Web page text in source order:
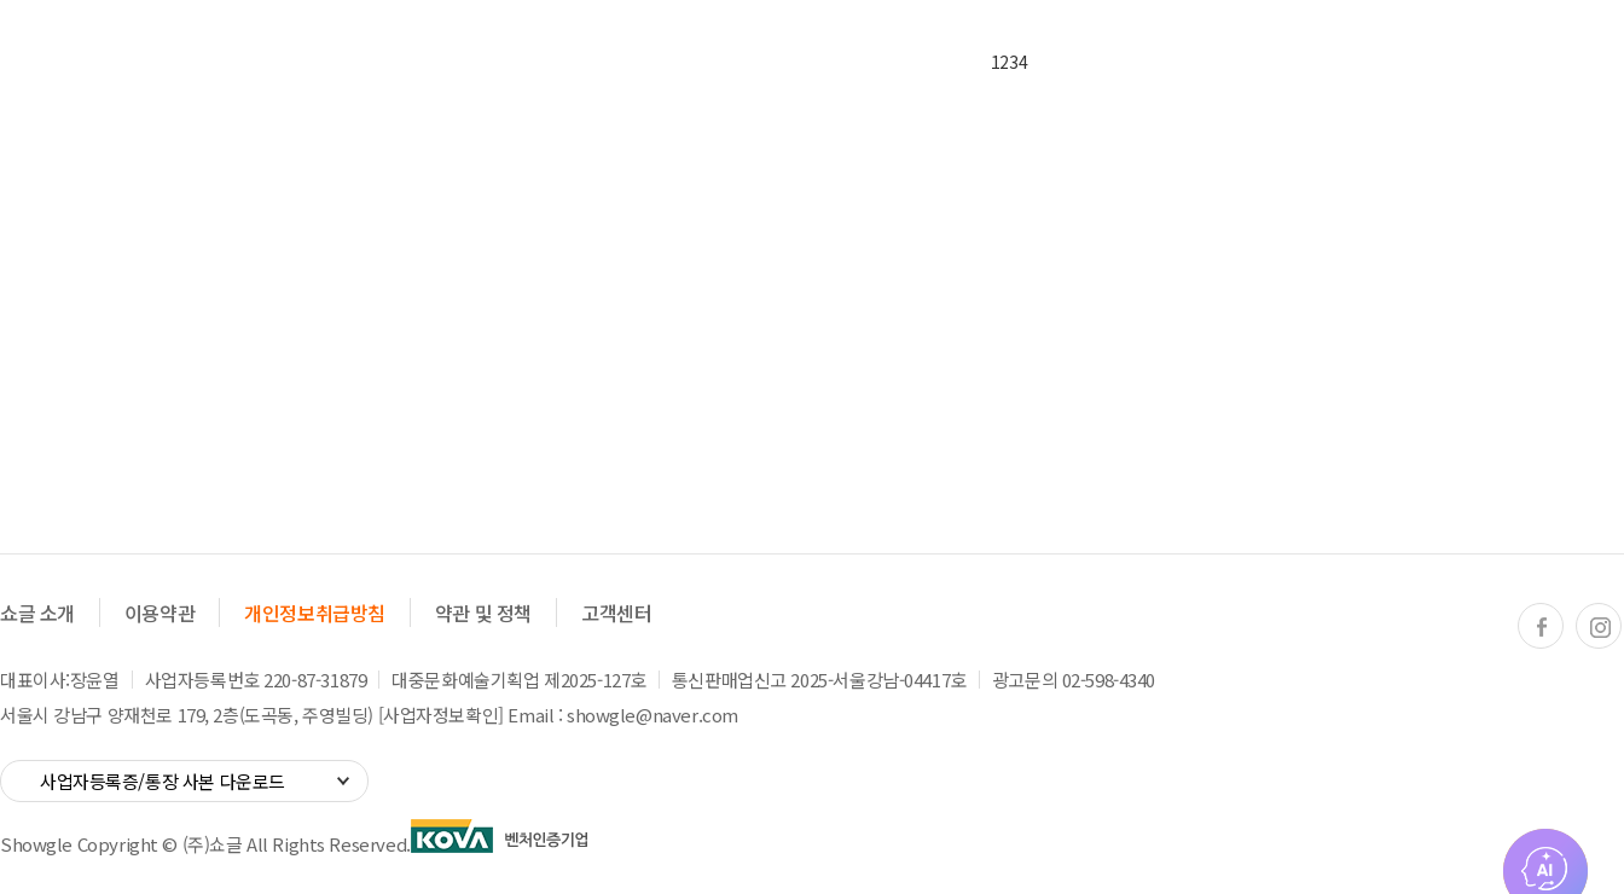
1234
쇼글 소개 이용약관 개인정보취급방침 약관 및 정책 고객센터
대표이사:장윤열 사업자등록번호 220-87-31879 대중문화예술기획업 제2025-127호 통신판매업신고 2025-서울강남-04417호
광고문의 02-598-4340
서울시 강남구 양재천로 179, 2층(도곡동, 주영빌딩) [사업자정보확인] Email : showgle@naver.com
사업자등록증/통장 사본 다운로드
Showgle Copyright © (주)쇼글 All Rights Reserved.